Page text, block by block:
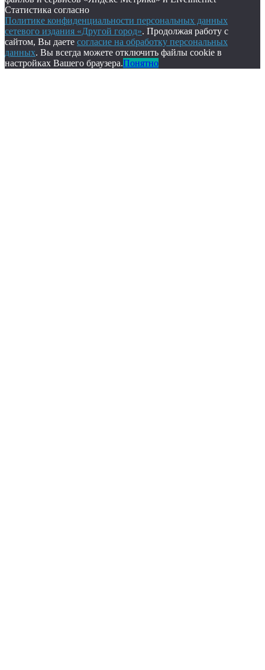
Статистика согласно
Политике конфиденциальности персональных данных
сетевого издания «Другой город». Продолжая работу с
сайтом, Вы даете согласие на обработку персональных
данных. Вы всегда можете отключить файлы cookie в
настройках Вашего браузера.Понятно